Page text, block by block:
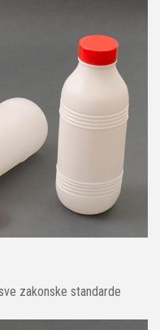
zakonske standarde